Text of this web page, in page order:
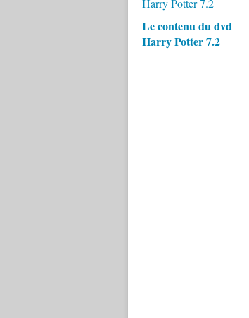
Le contenu du dvd
Harry Potter 7.2